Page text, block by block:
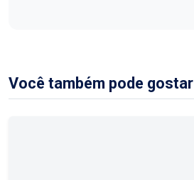
Você também pode gostar